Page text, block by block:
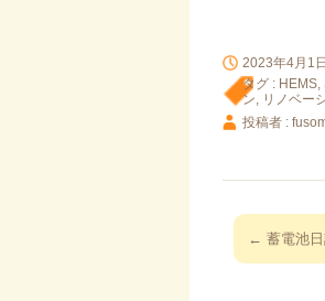
2023年4月1日
タグ : HEMS,
ン, リノベー
投稿者 :
投
稿
← 蓄電池